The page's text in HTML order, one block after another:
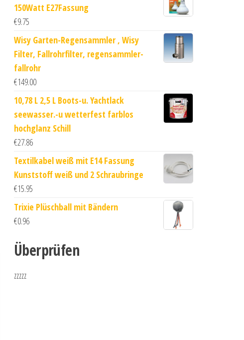
150Watt E27Fassung
€9.75
Wisy Garten-Regensammler , Wisy
Filter, Fallrohrfilter, regensammler-
fallrohr
€149.00
10,78 L 2,5 L Boots-u. Yachtlack
seewasser.-u wetterfest farblos
hochglanz Schill
€27.86
Textilkabel weiß mit E14 Fassung
Kunststoff weiß und 2 Schraubringe
€15.95
Trixie Plüschball mit Bändern
€0.96
Überprüfen
zzzzz